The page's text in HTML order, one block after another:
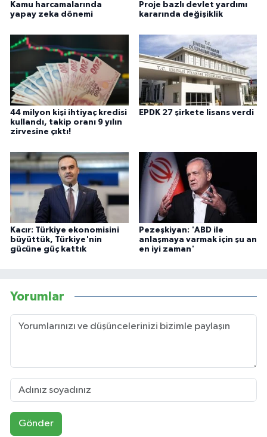
Kamu harcamalarında
yapay zeka dönemi
Proje bazlı devlet yardımı
kararında değişiklik
44 milyon kişi ihtiyaç kredisi
kullandı, takip oranı 9 yılın
zirvesine çıktı!
EPDK 27 şirkete lisans verdi
Kacır: Türkiye ekonomisini
büyüttük, Türkiye'nin
gücüne güç kattık
Pezeşkiyan: 'ABD ile
anlaşmaya varmak için şu an
en iyi zaman'
Yorumlar
Gönder